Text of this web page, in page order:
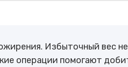
Избыточный вес
операции помогают